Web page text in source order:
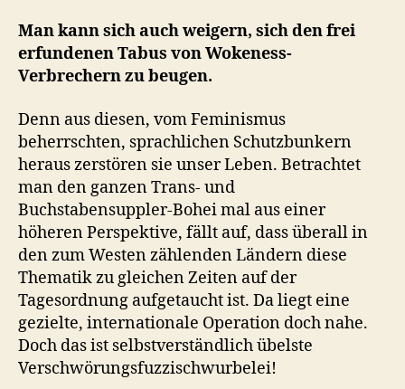
Man kann sich auch weigern, sich den frei
erfundenen Tabus von Wokeness-
Verbrechern zu beugen.
Denn aus diesen, vom Feminismus
beherrschten, sprachlichen Schutzbunkern
heraus zerstören sie unser Leben. Betrachtet
man den ganzen Trans- und
Buchstabensuppler-Bohei mal aus einer
höheren Perspektive, fällt auf, dass überall in
den zum Westen zählenden Ländern diese
Thematik zu gleichen Zeiten auf der
Tagesordnung aufgetaucht ist. Da liegt eine
gezielte, internationale Operation doch nahe.
Doch das ist selbstverständlich übelste
Verschwörungsfuzzischwurbelei!